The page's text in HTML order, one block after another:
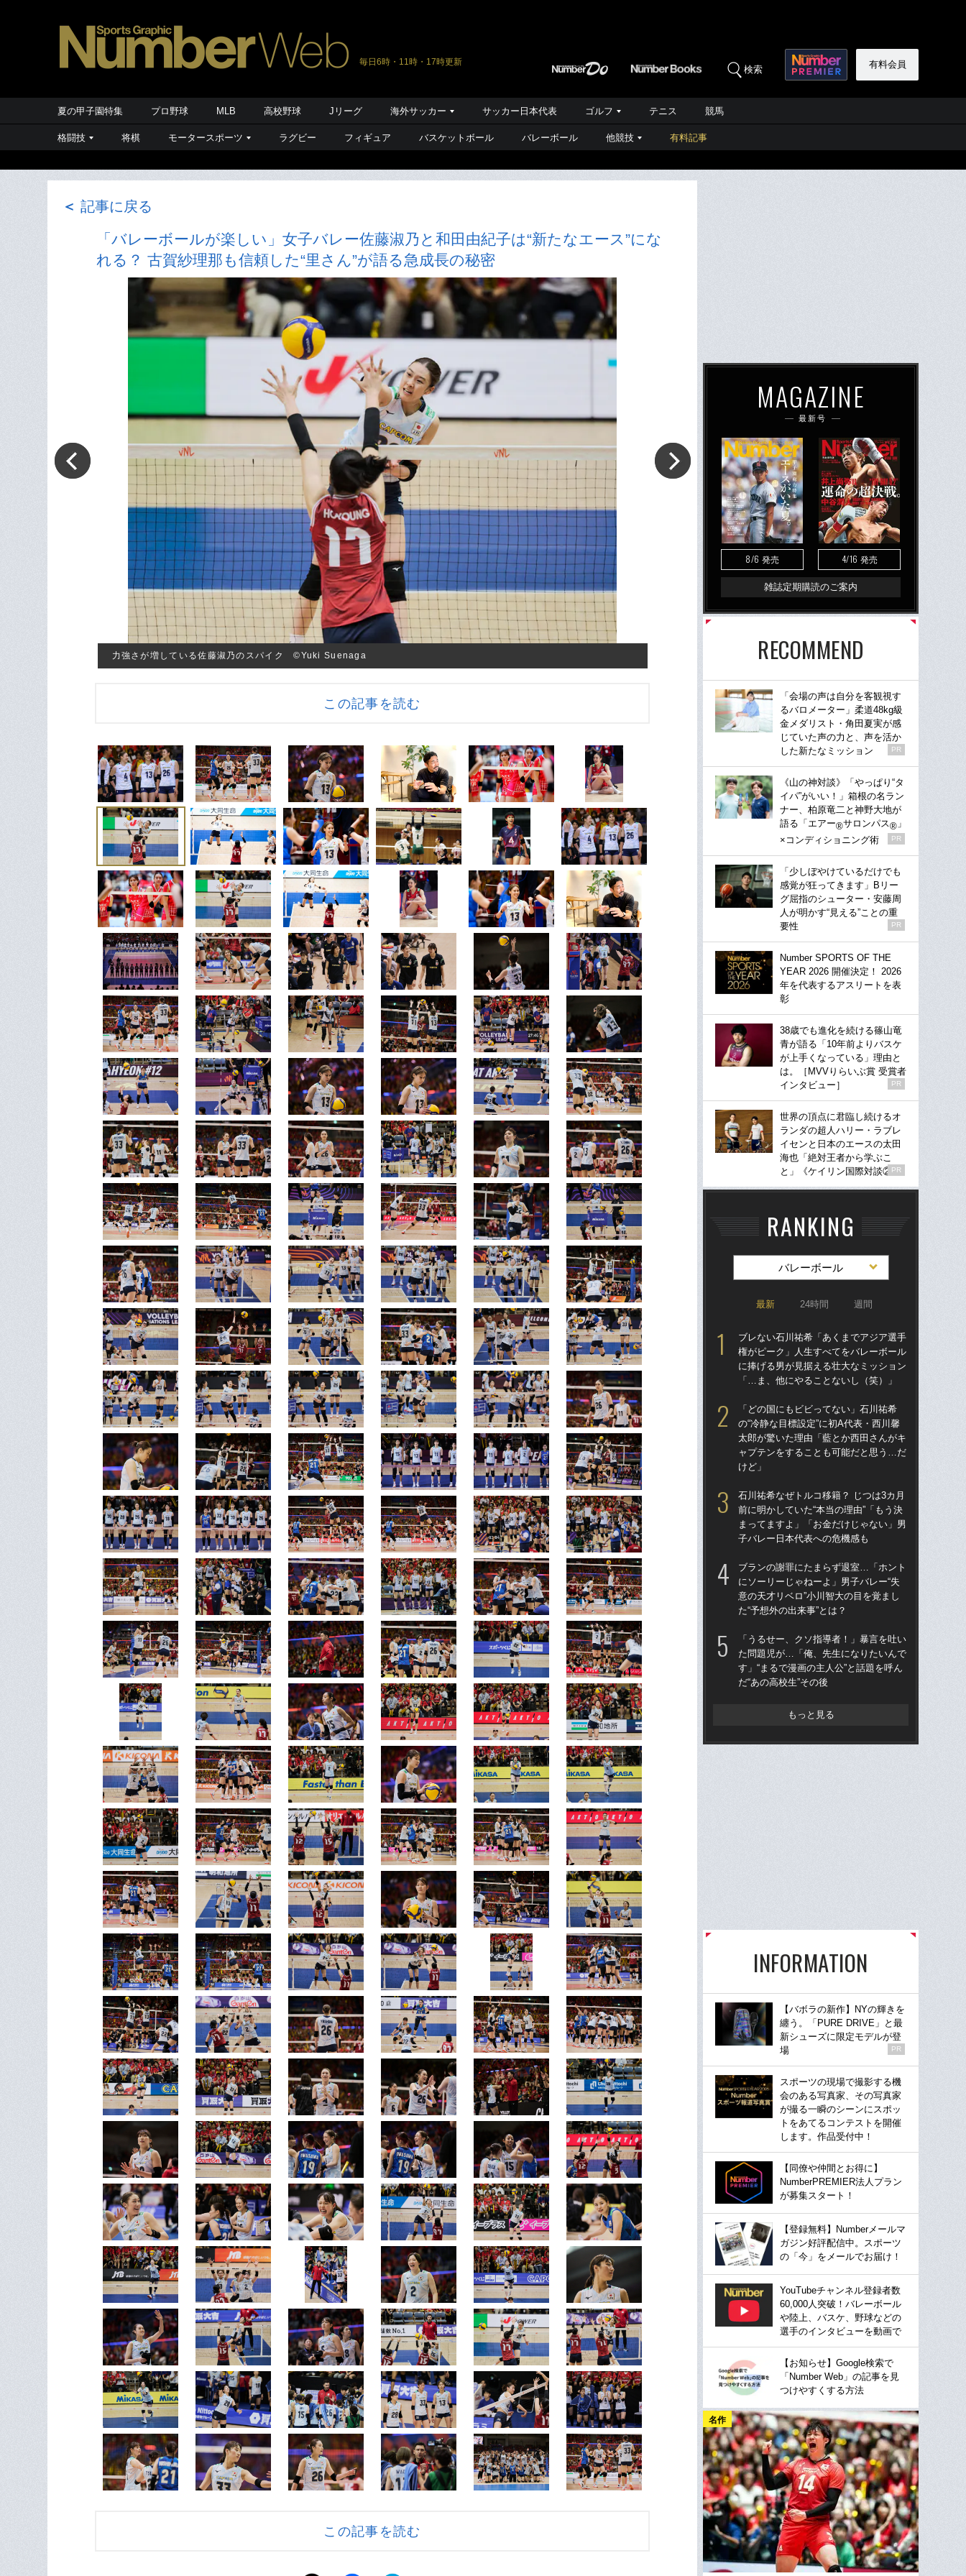
毎日6時・11時・17時更新
検索 有料会員
夏の甲子園特集 プロ野球 MLB 高校野球 Jリーグ 海外サッカー サッカー日本代表 ゴルフ テニス 競馬
格闘技 将棋 モータースポーツ ラグビー フィギュア バスケットボール バレーボール 他競技 有料記事
＜ 記事に戻る
「バレーボールが楽しい」女子バレー佐藤淑乃と和田由紀子は“新たなエース”にな
れる？ 古賀紗理那も信頼した“里さん”が語る急成長の秘密
力強さが増している佐藤淑乃のスパイク ©︎Yuki Suenaga
この記事を読む
この記事を読む
MAGAZINE
最新号
8/6 発売 4/16 発売
雑誌定期購読のご案内
RECOMMEND
「会場の声は自分を客観視す
るバロメーター」柔道48kg級
金メダリスト・角田夏実が感
じていた声の力と、声を活か
した新たなミッション
PR
《山の神対談》「やっぱり“タ
イパ”がいい！」箱根の名ラン
ナー、柏原竜二と神野大地が
語る「エアー®サロンパス® 」
×コンディショニング術
PR
「少しぼやけているだけでも
感覚が狂ってきます」Bリー
グ屈指のシューター・安藤周
人が明かす“見える”ことの重
要性
PR
Number SPORTS OF THE
YEAR 2026 開催決定！ 2026
年を代表するアスリートを表
彰
38歳でも進化を続ける篠山竜
青が語る「10年前よりバスケ
が上手くなっている」理由と
は。［MVVりらいぶ賞 受賞者
インタビュー］
PR
世界の頂点に君臨し続けるオ
ランダの超人ハリー・ラブレ
イセンと日本のエースの太田
海也「絶対王者から学ぶこ
と」《ケイリン国際対談②》
PR
RANKING
バレーボール
最新 24時間 週間
ブレない石川祐希「あくまでアジア選手
権がピーク」人生すべてをバレーボール
に捧げる男が見据える壮大なミッション
「…ま、他にやることないし（笑）」
「どの国にもビビってない」石川祐希
の“冷静な目標設定”に初A代表・西川馨
太郎が驚いた理由「藍とか西田さんがキ
ャプテンをすることも可能だと思う…だ
けど」
石川祐希なぜトルコ移籍？ じつは3カ月
前に明かしていた“本当の理由”「もう決
まってますよ」「お金だけじゃない」男
子バレー日本代表への危機感も
ブランの謝罪にたまらず退室…「ホント
にソーリーじゃねーよ」男子バレー“失
意の天才リベロ”小川智大の目を覚まし
た“予想外の出来事”とは？
「うるせー、クソ指導者！」暴言を吐い
た問題児が…「俺、先生になりたいんで
す」“まるで漫画の主人公”と話題を呼ん
だ“あの高校生”その後
もっと見る
INFORMATION
【バボラの新作】NYの輝きを
纏う。「PURE DRIVE」と最
新シューズに限定モデルが登
場
PR
スポーツの現場で撮影する機
会のある写真家、その写真家
が撮る一瞬のシーンにスポッ
トをあてるコンテストを開催
します。作品受付中！
【同僚や仲間とお得に】
NumberPREMIER法人プラン
が募集スタート！
【登録無料】Numberメールマ
ガジン好評配信中。スポーツ
の「今」をメールでお届け！
YouTubeチャンネル登録者数
60,000人突破！バレーボール
や陸上、バスケ、野球などの
選手のインタビューを動画で
【お知らせ】Google検索で
「Number Web」の記事を見
つけやすくする方法
名作